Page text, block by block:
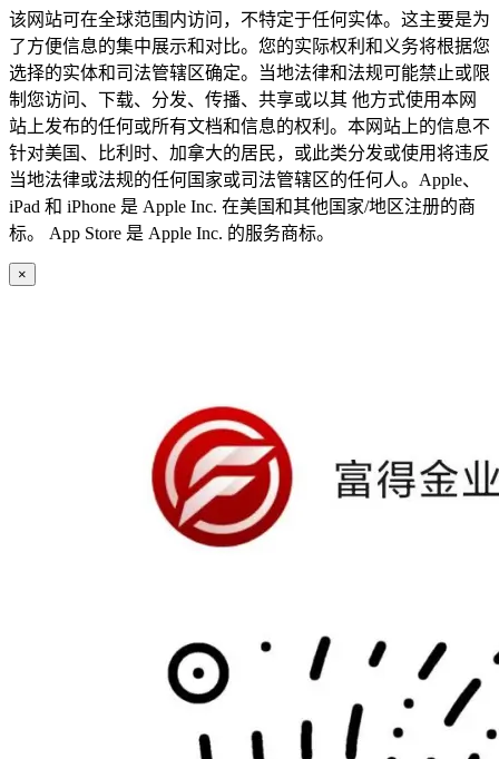
该网站可在全球范围内访问，不特定于任何实体。这主要是为
了方便信息的集中展示和对比。您的实际权利和义务将根据您
选择的实体和司法管辖区确定。当地法律和法规可能禁止或限
制您访问、下载、分发、传播、共享或以其 他方式使用本网
站上发布的任何或所有文档和信息的权利。本网站上的信息不
针对美国、比利时、加拿大的居民，或此类分发或使用将违反
当地法律或法规的任何国家或司法管辖区的任何人。Apple、
iPad 和 iPhone 是 Apple Inc. 在美国和其他国家/地区注册的商
标。 App Store 是 Apple Inc. 的服务商标。
×